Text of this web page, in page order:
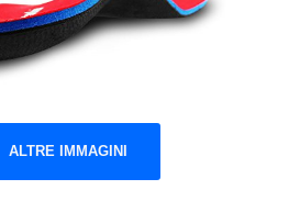
ALTRE IMMAGINI